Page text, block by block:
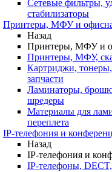
Сетевые фильтры,
стабилизаторы
Принтеры, МФУ и
Назад
Принтеры, МФУ и
Принтеры, МФУ,
Картриджи,
запчасти
Ламинаторы,
шредеры
Материалы для
переплета
IP-телефония и
Назад
IP-телефония и
IP-телефоны,